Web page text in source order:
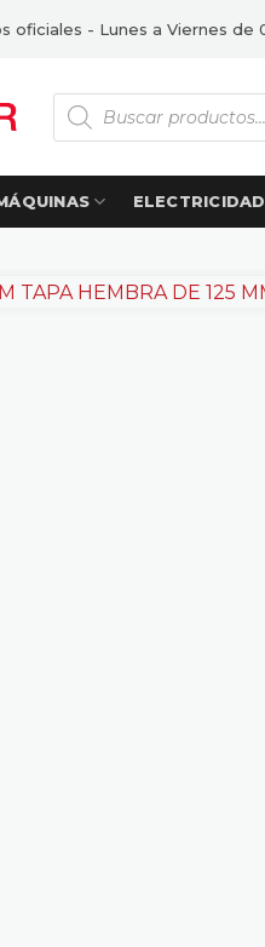
oficiales - Lunes a Viernes de
Búsqueda
de
productos
ELECTRICIDAD